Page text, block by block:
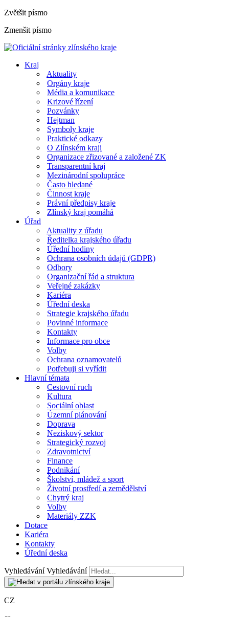
Zvětšit písmo
Zmenšit písmo
Kraj
Aktuality
Orgány kraje
Média a komunikace
Krizové řízení
Pozvánky
Hejtman
Symboly kraje
Praktické odkazy
O Zlínském kraji
Organizace zřizované a založené ZK
Transparentní kraj
Mezinárodní spolupráce
Často hledané
Činnost kraje
Právní předpisy kraje
Zlínský kraj pomáhá
Úřad
Aktuality z úřadu
Ředitelka krajského úřadu
Úřední hodiny
Ochrana osobních údajů (GDPR)
Odbory
Organizační řád a struktura
Veřejné zakázky
Kariéra
Úřední deska
Strategie krajského úřadu
Povinné informace
Kontakty
Informace pro obce
Volby
Ochrana oznamovatelů
Potřebuji si vyřídit
Hlavní témata
Cestovní ruch
Kultura
Sociální oblast
Územní plánování
Doprava
Neziskový sektor
Strategický rozvoj
Zdravotnictví
Finance
Podnikání
Školství, mládež a sport
Životní prostředí a zemědělství
Chytrý kraj
Volby
Materiály ZZK
Dotace
Kariéra
Kontakty
Úřední deska
Vyhledávání Vyhledávání
CZ